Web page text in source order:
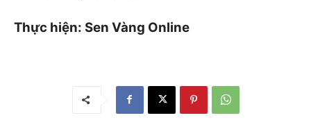
Thực hiện: Sen Vàng Online